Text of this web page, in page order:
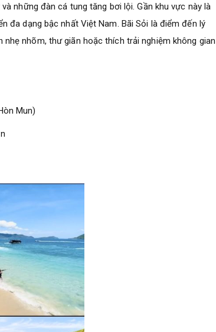
những đàn cá tung tăng bơi lội. Gần khu vực này là
đa dạng bậc nhất Việt Nam. Bãi Sỏi là điểm đến lý
nhõm, thư giãn hoặc thích trải nghiệm không gian
Mun)